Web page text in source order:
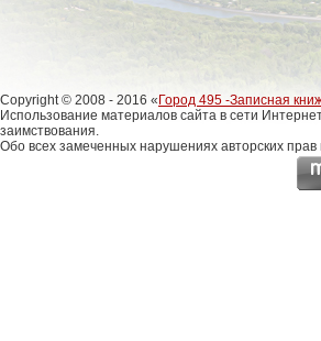
Copyright © 2008 - 2016 « Город 495 -Записная
Использование материалов сайта в сети
заимствования.
Обо всех замеченных нарушениях авторских